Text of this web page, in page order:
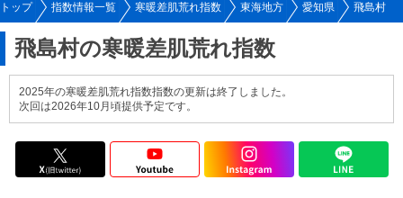
トップ 指数情報一覧 寒暖差肌荒れ指数 東海地方 愛知県 飛島村
飛島村の寒暖差肌荒れ指数
2025年の寒暖差肌荒れ指数指数の更新は終了しました。
次回は2026年10月頃提供予定です。